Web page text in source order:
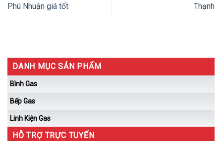
Phú Nhuận giá tốt
Thạnh
DANH MỤC SẢN PHẨM
Bình Gas
Bếp Gas
Linh Kiện Gas
HỖ TRỢ TRỰC TUYẾN